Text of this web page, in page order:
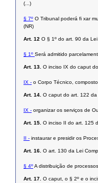
(...)
§ 7º O Tribunal poderá fi xar
(NR)
Art. 12 O § 1º do art. 90 da
§ 1º Será admitido
Art. 13. O inciso IX do caput
IX - o Corpo Técnico,
Art. 14. O caput do art. 122 da
IX - organizar os serviços de
Art. 15. O inciso II do art. 125
II - instaurar e presidir os
Art. 16. O art. 130 da Lei
§ 4ºA distribuição de
Art. 17. O caput, o § 2º e o